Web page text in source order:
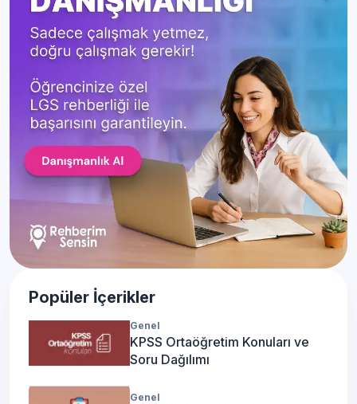
Popüler İçerikler
Genel
KPSS Ortaöğretim Konuları ve
Soru Dağılımı
Genel